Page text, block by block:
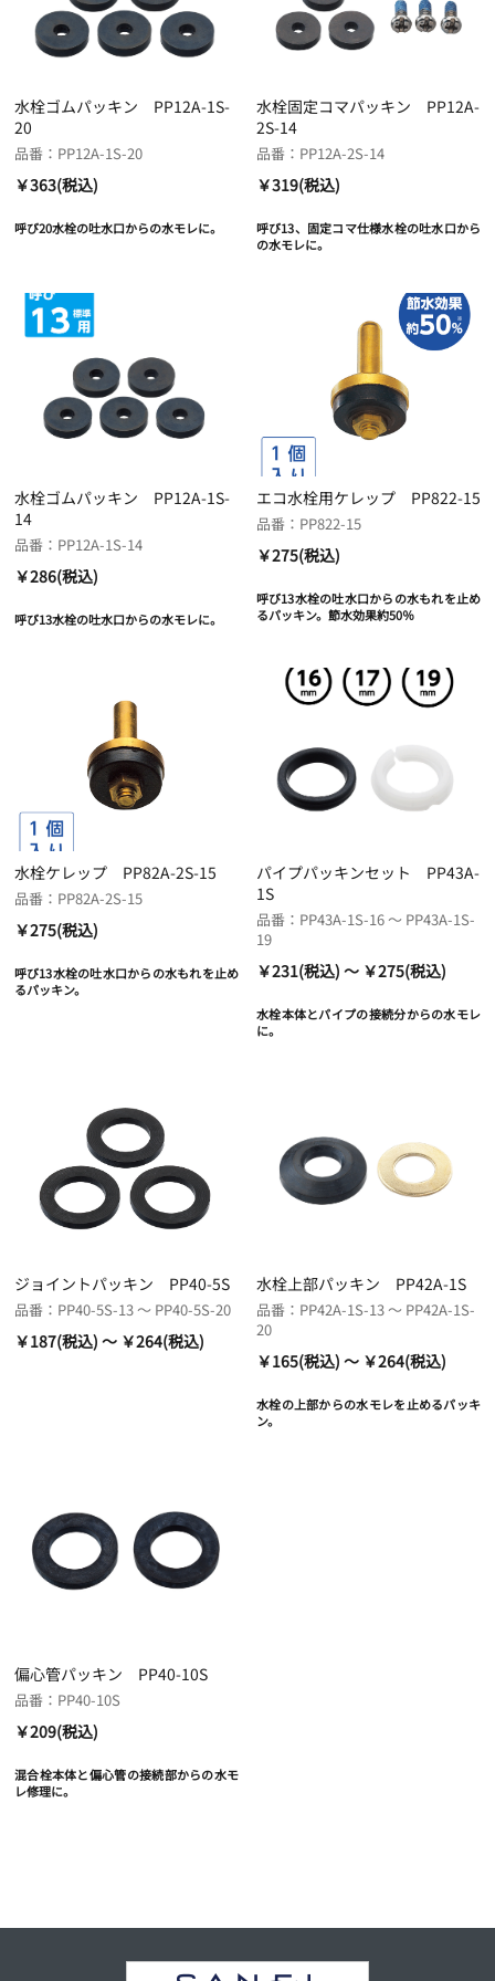
水栓ゴムパッキン PP12A-1S-
20
品番：PP12A-1S-20
￥363(税込)
呼び20水栓の吐水口からの水モレに。
水栓固定コマパッキン PP12A-
2S-14
品番：PP12A-2S-14
￥319(税込)
呼び13、固定コマ仕様水栓の吐水口から
の水モレに。
水栓ゴムパッキン PP12A-1S-
14
品番：PP12A-1S-14
￥286(税込)
呼び13水栓の吐水口からの水モレに。
エコ水栓用ケレップ PP822-15
品番：PP822-15
￥275(税込)
呼び13水栓の吐水口からの水もれを止め
るパッキン。節水効果約50％
水栓ケレップ PP82A-2S-15
品番：PP82A-2S-15
￥275(税込)
呼び13水栓の吐水口からの水もれを止め
るパッキン。
パイプパッキンセット PP43A-
1S
品番：PP43A-1S-16 ～ PP43A-1S-
19
￥231(税込) ～ ￥275(税込)
水栓本体とパイプの接続分からの水モレ
に。
ジョイントパッキン PP40-5S
品番：PP40-5S-13 ～ PP40-5S-20
￥187(税込) ～ ￥264(税込)
水栓上部パッキン PP42A-1S
品番：PP42A-1S-13 ～ PP42A-1S-
20
￥165(税込) ～ ￥264(税込)
水栓の上部からの水モレを止めるパッキ
ン。
偏心管パッキン PP40-10S
品番：PP40-10S
￥209(税込)
混合栓本体と偏心管の接続部からの水モ
レ修理に。